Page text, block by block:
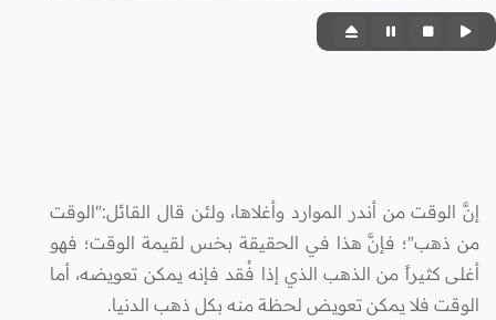
إنَّ الوقت من أندر الموارد وأغلاها، ولئن قال القائل:"الوقت
من ذهب"؛ فإنَّ هذا في الحقيقة بخس لقيمة الوقت؛ فهو
أغلى كثيراً من الذهب الذي إذا فُقد فإنه يمكن تعويضه، أما
الوقت فلا يمكن تعويض لحظة منه بكل ذهب الدنيا.